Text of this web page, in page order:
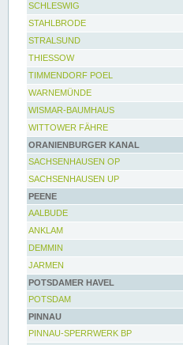
SCHLESWIG
STAHLBRODE
STRALSUND
THIESSOW
TIMMENDORF POEL
WARNEMÜNDE
WISMAR-BAUMHAUS
WITTOWER FÄHRE
ORANIENBURGER KANAL
SACHSENHAUSEN OP
SACHSENHAUSEN UP
PEENE
AALBUDE
ANKLAM
DEMMIN
JARMEN
POTSDAMER HAVEL
POTSDAM
PINNAU
PINNAU-SPERRWERK BP